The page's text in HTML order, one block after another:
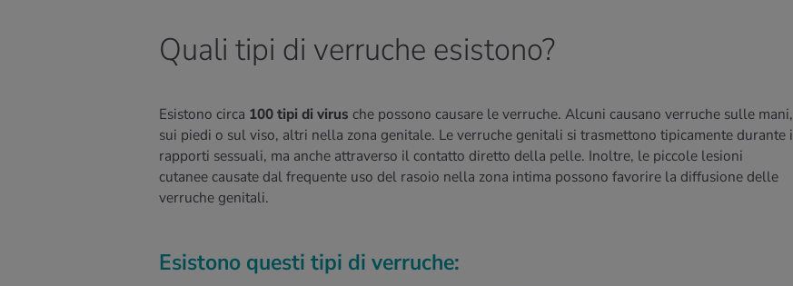
Quali tipi di verruche esistono?
Esistono circa 100 tipi di virus che possono causare le verruche. Alcuni causano verruche sulle mani,
sui piedi o sul viso, altri nella zona genitale. Le verruche genitali si trasmettono tipicamente durante i
rapporti sessuali, ma anche attraverso il contatto diretto della pelle. Inoltre, le piccole lesioni
cutanee causate dal frequente uso del rasoio nella zona intima possono favorire la diffusione delle
verruche genitali.
Esistono questi tipi di verruche: